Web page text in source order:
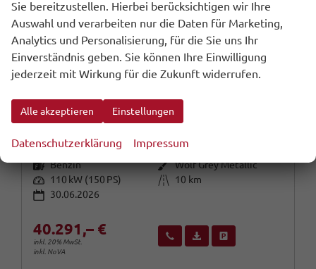
R-Line EasyO 3JGar SHZ Kam ParkAss+ 18Z
unverbindliche Lieferzeit:07.08.2026 Fahrzeug mit Tageszulassung
Fahrzeugnr.114005 GetriebeAutomatik
KraftstoffBenzin AußenfarbeWolf Grey Metallic
Leistung 110 kW (150 PS) Kilometerstand
10 km
30.06.2026
40.291,– €
inkl. 20% MwSt.
inkl. NoVA
Wir rufen Sie anFahrzeugexposé (PDF)
Sie bereitzustellen. Hierbei berücksichtigen wir Ihre
Auswahl und verarbeiten nur die Daten für Marketing,
Analytics und Personalisierung, für die Sie uns Ihr
Einverständnis geben. Sie können Ihre Einwilligung
jederzeit mit Wirkung für die Zukunft widerrufen.
Alle akzeptieren Einstellungen
Datenschutzerklärung Impressum